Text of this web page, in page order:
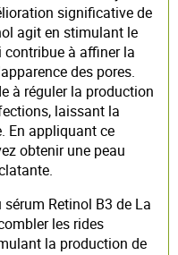
significative de
agit en stimulant le
contribue à affiner la
des pores.
à réguler la production
laissant la
En appliquant ce
obtenir une peau
Retinol B3 de La
les rides
la production de